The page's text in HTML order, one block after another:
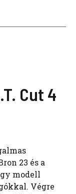
Cut 4
23 és a
modell
Végre